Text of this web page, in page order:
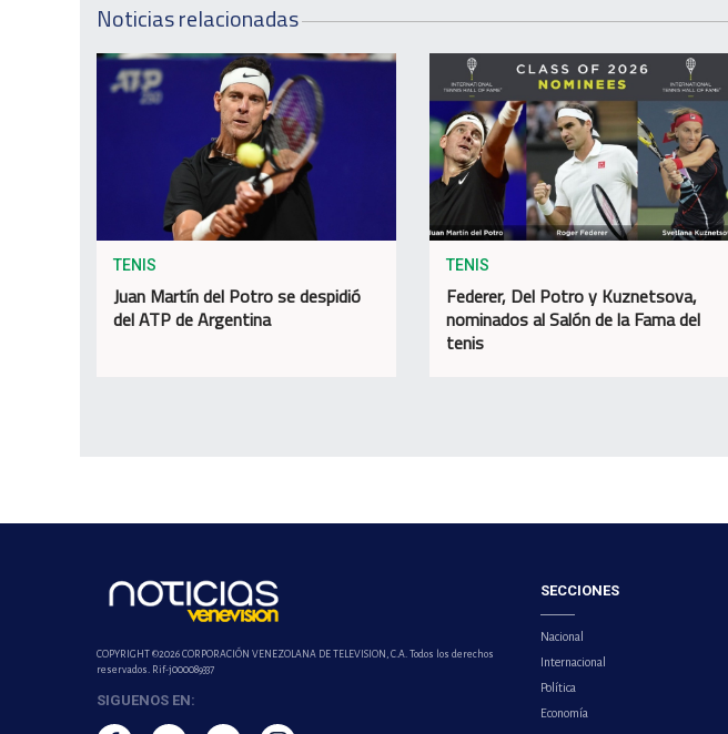
Noticias relacionadas
TENIS
Juan Martín del Potro se despidió
del ATP de Argentina
TENIS
Federer, Del Potro y Kuznetsova,
nominados al Salón de la Fama del
tenis
COPYRIGHT ©2026 CORPORACIÓN VENEZOLANA DE TELEVISION, C.A. Todos los derechos
reservados. Rif-j000089337
SIGUENOS EN:
SECCIONES
Nacional
Internacional
Política
Economía